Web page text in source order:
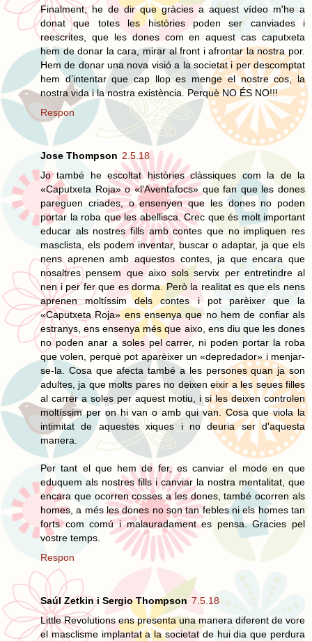
Finalment, he de dir que gràcies a aquest vídeo m'he a
donat que totes les històries poden ser canviades i
reescrites, que les dones com en aquest cas caputxeta
hem de donar la cara, mirar al front i afrontar la nostra por.
Hem de donar una nova visió a la societat i per descomptat
hem d’intentar que cap llop es menge el nostre cos, la
nostra vida i la nostra existència. Perquè NO ÉS NO!!!
Respon
Jose Thompson 2.5.18
Jo també he escoltat històries clàssiques com la de la
«Caputxeta Roja» o «l'Aventafocs» que fan que les dones
pareguen criades, o ensenyen que les dones no poden
portar la roba que les abellisca. Crec que és molt important
educar als nostres fills amb contes que no impliquen res
masclista, els podem inventar, buscar o adaptar, ja que els
nens aprenen amb aquestos contes, ja que encara que
nosaltres pensem que aixo sols servix per entretindre al
nen i per fer que es dorma. Però la realitat es que els nens
aprenen moltíssim dels contes i pot parèixer que la
«Caputxeta Roja» ens ensenya que no hem de confiar als
estranys, ens ensenya més que aixo, ens diu que les dones
no poden anar a soles pel carrer, ni poden portar la roba
que volen, perquè pot aparèixer un «depredador» i menjar-
se-la. Cosa que afecta també a les persones quan ja son
adultes, ja que molts pares no deixen eixir a les seues filles
al carrer a soles per aquest motiu, i si les deixen controlen
moltíssim per on hi van o amb qui van. Cosa que viola la
intimitat de aquestes xiques i no deuria ser d'aquesta
manera.
Per tant el que hem de fer, es canviar el mode en que
eduquem als nostres fills i canviar la nostra mentalitat, que
encara que ocorren cosses a les dones, també ocorren als
homes, a més les dones no son tan febles ni els homes tan
forts com comú i malauradament es pensa. Gracies pel
vostre temps.
Respon
Saúl Zetkin i Sergio Thompson 7.5.18
Little Revolutions ens presenta una manera diferent de vore
el masclisme implantat a la societat de hui dia que perdura